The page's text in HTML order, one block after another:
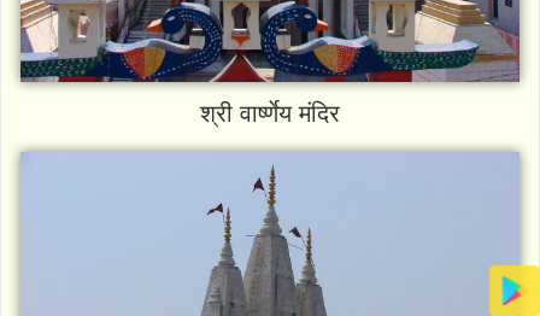
श्री वार्ष्णेय मंदिर